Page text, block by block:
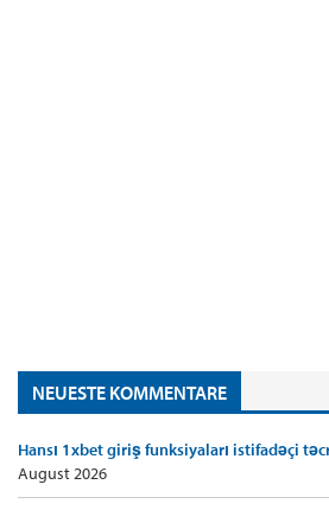
NEUESTE KOMMENTARE
Hansı 1xbet giriş funksiyaları istifadəçi
August 2026